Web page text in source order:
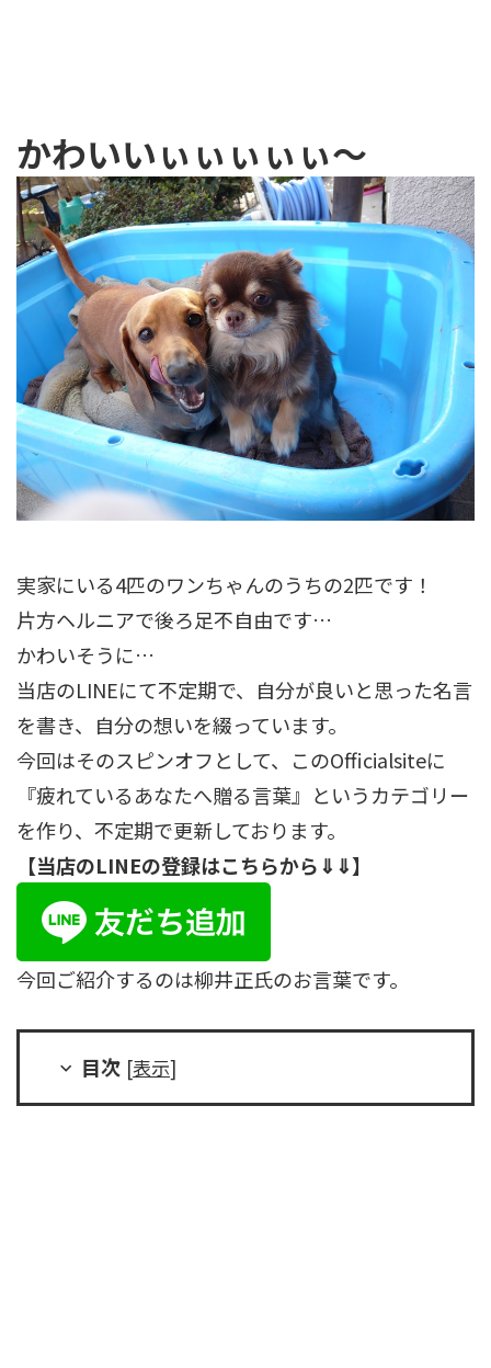
かわいいぃぃぃぃぃ～
実家にいる4匹のワンちゃんのうちの2匹です！
片方ヘルニアで後ろ足不自由です…
かわいそうに…
当店のLINEにて不定期で、自分が良いと思った名言
を書き、自分の想いを綴っています。
今回はそのスピンオフとして、このOfficialsiteに
『疲れているあなたへ贈る言葉』というカテゴリー
を作り、不定期で更新しております。
【当店のLINEの登録はこちらから⇓⇓】
今回ご紹介するのは柳井正氏のお言葉です。
目次 [表示]